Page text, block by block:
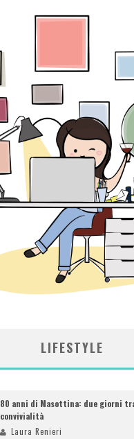
LIFESTYLE
80 anni di Masottina: due giorni
convivialità
Laura Renieri